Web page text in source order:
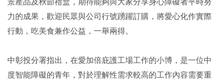
景產品及秋節禮盒，期待能夠與大家分享身心障礙者平時努
力的成果，歡迎民眾與公司行號踴躍訂購，將愛心化作實際
行動，吃美食兼作公益，一舉兩得。
中彰投分署指出，在愛加倍庇護工場工作的小博，是一位中
度智能障礙的青年，對於理解性需求較高的工作內容需要重